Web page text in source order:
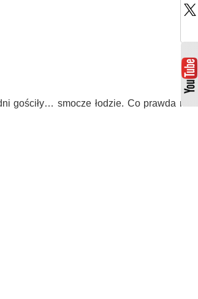
gościły… smocze łodzie. Co prawda nie